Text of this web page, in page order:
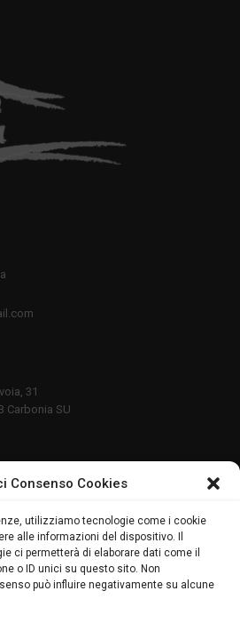
Consenso Cookies
utilizziamo tecnologie come i cookie
alle informazioni del dispositivo. Il
ci permetterà di elaborare dati come il
o ID unici su questo sito. Non
può influire negativamente su alcune
31
Carbonia SU
(UE)